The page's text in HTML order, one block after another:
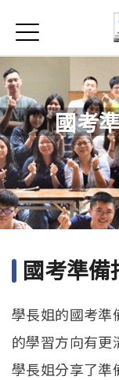
首頁
最新消息
系所簡介
師資團隊
課程資訊
相關辦法
活動集錦
招生訊息(link
國考
國考準
學長姐的國考準
的學習方向有更
學長姐分享了準